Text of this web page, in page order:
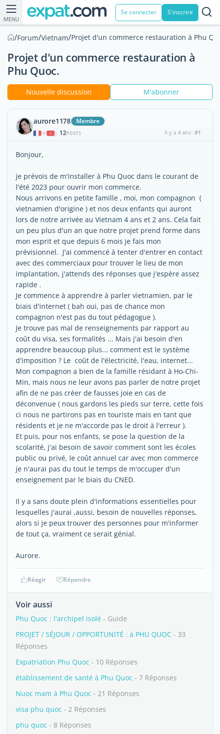
MENU
Se connecter S'inscrire
/Forum/Vietnam/Projet d'un commerce restauration à Phu
Projet d'un commerce restauration à
Phu Quoc.
Nouvelle discussion M'abonner
aurore1178 Membre
| 12POSTS il y a 4 ans #1
Bonjour,
je prévois de m'installer à Phu Quoc dans le courant de
l'été 2023 pour ouvrir mon commerce.
Nous arrivons en petite famille , moi, mon compagnon (
vietnamien d'origine ) et nos deux enfants qui auront
lors de notre arrivée au Vietnam 4 ans et 2 ans. Cela fait
un peu plus d'un an que notre projet prend forme dans
mon esprit et que depuis 6 mois je fais mon
prévisionnel. J'ai commencé à tenter d'entrer en contact
avec des commerciaux pour trouver le lieu de mon
implantation, j'attends des réponses que j'espère assez
rapide .
Je commence à apprendre à parler vietnamien, par le
biais d'internet ( bah oui, pas de chance mon
compagnon n'est pas du tout pédagogue ).
Je trouve pas mal de renseignements par rapport au
coût du visa, ses formalités ... Mais j'ai besoin d'en
apprendre beaucoup plus... comment est le système
d'imposition ? Le coût de l'électricité, l'eau, internet...
Mon compagnon a bien de la famille résidant à Ho-Chi-
Min, mais nous ne leur avons pas parler de notre projet
afin de ne pas créer de fausses joie en cas de
déconvenue ( nous gardons les pieds sur terre, cette fois
ci nous ne partirons pas en touriste mais en tant que
résidents et je ne m'accorde pas le droit à l'erreur ).
Et puis, pour nos enfants, se pose la question de la
scolarité, j'ai besoin de savoir comment sont les écoles
public ou privé, le coût annuel car avec mon commerce
je n'aurai pas du tout le temps de m'occuper d'un
enseignement par le biais du CNED.
Il y a sans doute plein d'informations essentielles pour
lesquelles j'aurai ,aussi, besoin de nouvelles réponses,
alors si je peux trouver des personnes pour m'informer
de tout ça, vraiment ce serait génial.
Aurore.
Réagir Répondre
Voir aussi
Phu Quoc : l'archipel isolé - Guide
PROJET / SÉJOUR / OPPORTUNITÉ : à PHU QUOC - 33
Réponses
Expatriation Phu Quoc - 10 Réponses
établissement de santé à Phu Quoc - 7 Réponses
Nuoc mam à Phu Quoc - 21 Réponses
visa phu quoc - 2 Réponses
phu quoc - 8 Réponses